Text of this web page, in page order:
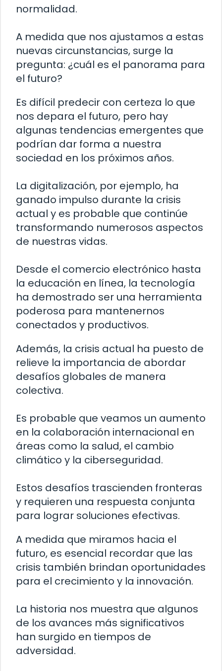
normalidad.
A medida que nos ajustamos a estas
nuevas circunstancias, surge la
pregunta: ¿cuál es el panorama para
el futuro?
Es difícil predecir con certeza lo que
nos depara el futuro, pero hay
algunas tendencias emergentes que
podrían dar forma a nuestra
sociedad en los próximos años.
La digitalización, por ejemplo, ha
ganado impulso durante la crisis
actual y es probable que continúe
transformando numerosos aspectos
de nuestras vidas.
Desde el comercio electrónico hasta
la educación en línea, la tecnología
ha demostrado ser una herramienta
poderosa para mantenernos
conectados y productivos.
Además, la crisis actual ha puesto de
relieve la importancia de abordar
desafíos globales de manera
colectiva.
Es probable que veamos un aumento
en la colaboración internacional en
áreas como la salud, el cambio
climático y la ciberseguridad.
Estos desafíos trascienden fronteras
y requieren una respuesta conjunta
para lograr soluciones efectivas.
A medida que miramos hacia el
futuro, es esencial recordar que las
crisis también brindan oportunidades
para el crecimiento y la innovación.
La historia nos muestra que algunos
de los avances más significativos
han surgido en tiempos de
adversidad.